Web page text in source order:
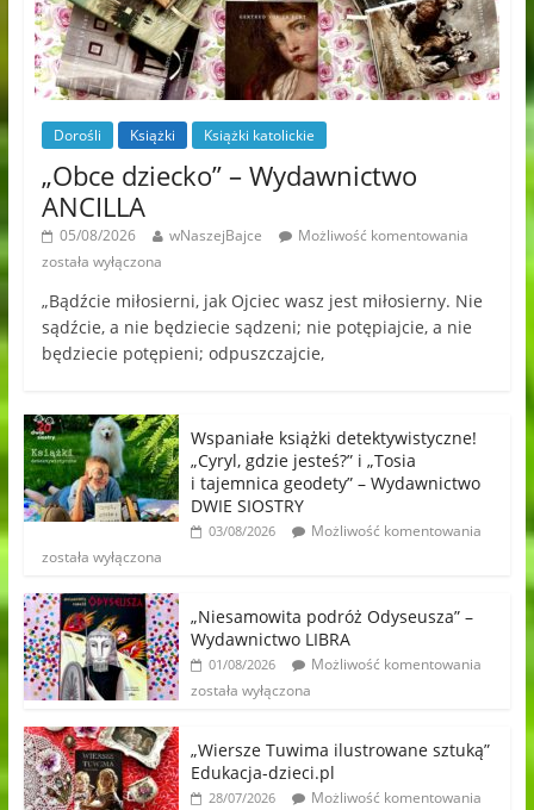
Dorośli Książki Książki katolickie
„Obce dziecko” – Wydawnictwo
ANCILLA
05/08/2026 wNaszejBajce
Możliwość komentowania
została wyłączona
„Bądźcie miłosierni, jak Ojciec wasz jest miłosierny. Nie
sądźcie, a nie będziecie sądzeni; nie potępiajcie, a nie
będziecie potępieni; odpuszczajcie,
Wspaniałe książki detektywistyczne!
„Cyryl, gdzie jesteś?” i „Tosia
i tajemnica geodety” – Wydawnictwo
DWIE SIOSTRY
03/08/2026
Możliwość komentowania
została wyłączona
„Niesamowita podróż Odyseusza” –
Wydawnictwo LIBRA
01/08/2026
Możliwość komentowania
została wyłączona
„Wiersze Tuwima ilustrowane sztuką”
Edukacja-dzieci.pl
28/07/2026
Możliwość komentowania